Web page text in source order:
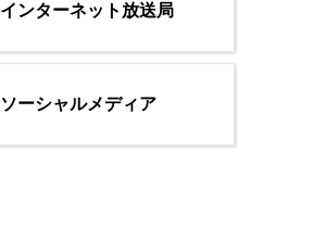
インターネット放送局
ソーシャルメディア